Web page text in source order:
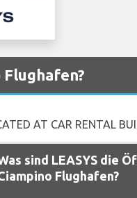
Flughafen?
AT CAR RENTAL
sind LEASYS die
Flughafen?